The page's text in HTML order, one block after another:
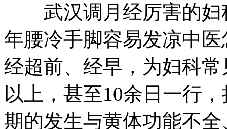
武汉调月经厉害的妇
年腰冷手脚容易发凉中
经超前、经早，为妇科
以上，甚至10余日一行
期的发生与黄体功能不